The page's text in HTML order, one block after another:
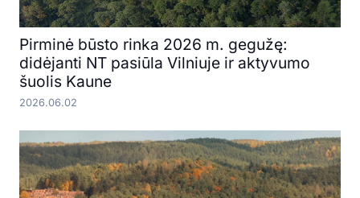
Pirminė būsto rinka 2026 m. gegužę:
didėjanti NT pasiūla Vilniuje ir aktyvumo
šuolis Kaune
2026.06.02